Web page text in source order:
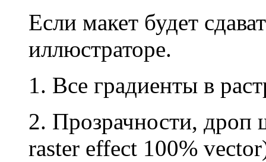
Если макет будет
иллюстраторе.
1. Все градиенты в
2. Прозрачности,
raster effect 100%